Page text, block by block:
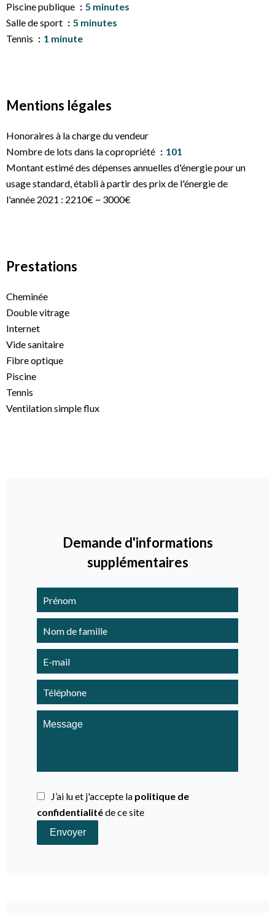
Piscine publique
5 minutes
Salle de sport
5 minutes
Tennis
1 minute
Mentions légales
Honoraires à la charge du vendeur
Nombre de lots dans la copropriété
101
Montant estimé des dépenses annuelles d'énergie pour un
usage standard, établi à partir des prix de l'énergie de
l'année 2021 : 2210€ ~ 3000€
Prestations
Cheminée
Double vitrage
Internet
Vide sanitaire
Fibre optique
Piscine
Tennis
Ventilation simple flux
Demande d'informations
supplémentaires
J’ai lu et j'accepte la politique de
confidentialitéde ce site
Envoyer